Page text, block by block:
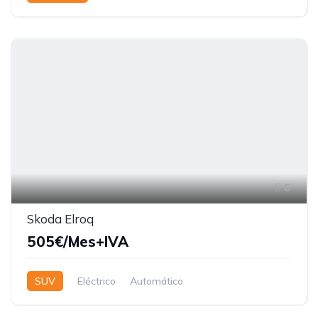
6
Skoda Elroq
505€/Mes+IVA
SUV Eléctrico Automático